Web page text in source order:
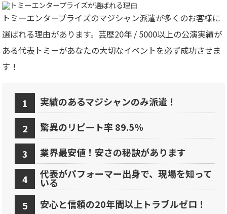
トミーエンタープライズのマジシャン派遣が多くのお客様に
選ばれる理由があります。芸歴20年 / 5000以上の公演実績が
ある代表トミーがあなたの大切なイベントを必ず成功させま
す！
実績のあるマジシャンのみ派遣！
驚異のリピート率 89.5%
業界最安値！安さの秘訣があります
代表がパフォーマー出身で、現場を知って
いる
安心と信頼の20年間以上トラブルゼロ！